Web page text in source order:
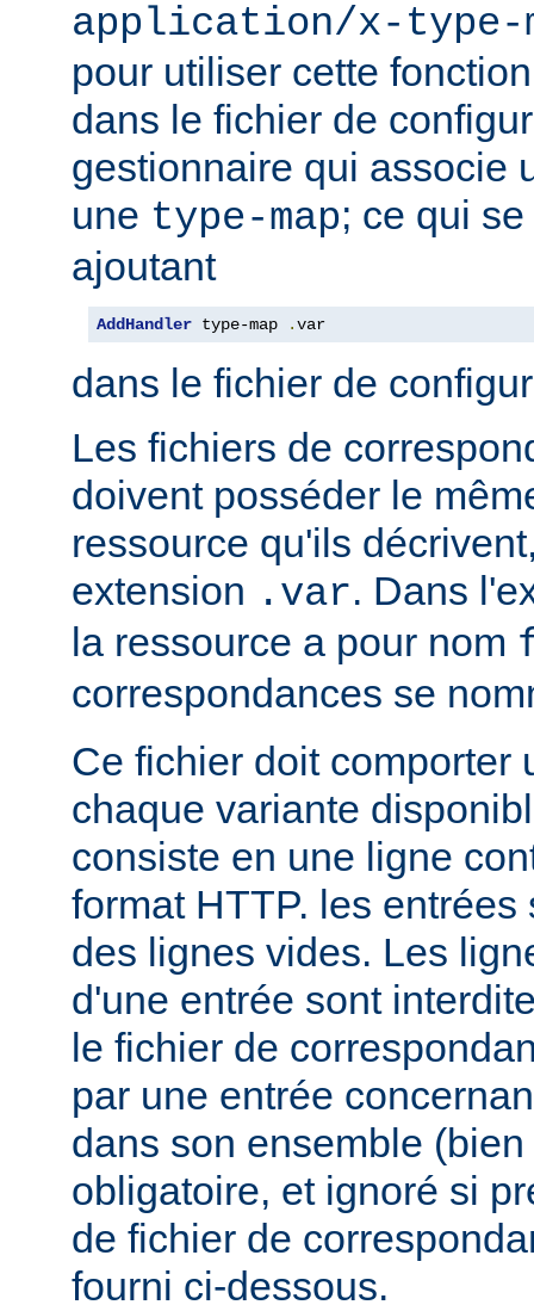
application/x-type-
pour utiliser cette
dans le fichier de
gestionnaire qui associe
une type-map; ce qui
ajoutant
AddHandler type-map .var
dans le fichier de
Les fichiers de
doivent posséder le
ressource qu'ils
extension .var. Dans
la ressource a pour nom
correspondances se
Ce fichier doit comporter
chaque variante
consiste en une ligne
format HTTP. les
des lignes vides. Les
d'une entrée sont
le fichier de
par une entrée
dans son ensemble
obligatoire, et ignoré si
de fichier de
fourni ci-dessous.